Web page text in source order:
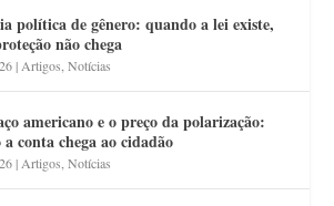
política de gênero: quando a lei existe,
não chega
| Artigos ,Notícias
americano e o preço da polarização:
conta chega ao cidadão
| Artigos ,Notícias